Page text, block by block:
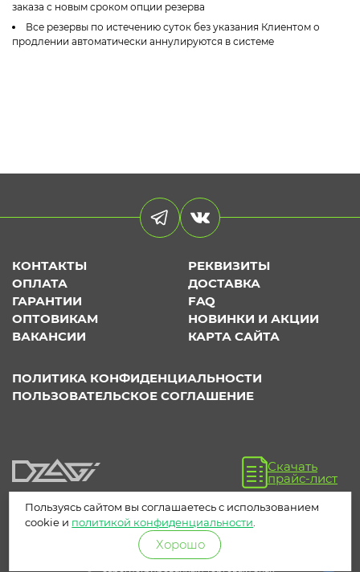
заказа с новым сроком опции резерва
Все резервы по истечению суток без указания Клиентом о
продлении автоматически аннулируются в системе
КОНТАКТЫ
РЕКВИЗИТЫ
ОПЛАТА
ДОСТАВКА
ГАРАНТИИ
FAQ
ОПТОВИКАМ
НОВИНКИ И АКЦИИ
ВАКАНСИИ
КАРТА САЙТА
ПОЛИТИКА КОНФИДЕНЦИАЛЬНОСТИ
ПОЛЬЗОВАТЕЛЬСКОЕ СОГЛАШЕНИЕ
Скачать
прайс-лист
® – зарегистрированный торговый знак
Пользуясь сайтом вы соглашаетесь с использованием
cookie и политикой конфиденциальности
Хорошо